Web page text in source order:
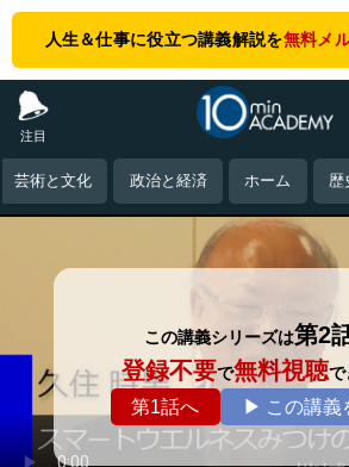
人生＆仕事に役立つ講義解説を無料メ
注目
芸術と文化 政治と経済 ホーム 歴
この講義シリーズは第2
登録不要で無料視聴で
第1話へ ▶ この講義